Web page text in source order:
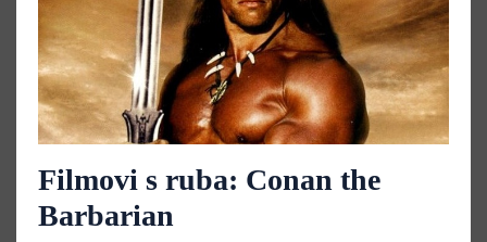
Filmovi s ruba: Conan the
Barbarian